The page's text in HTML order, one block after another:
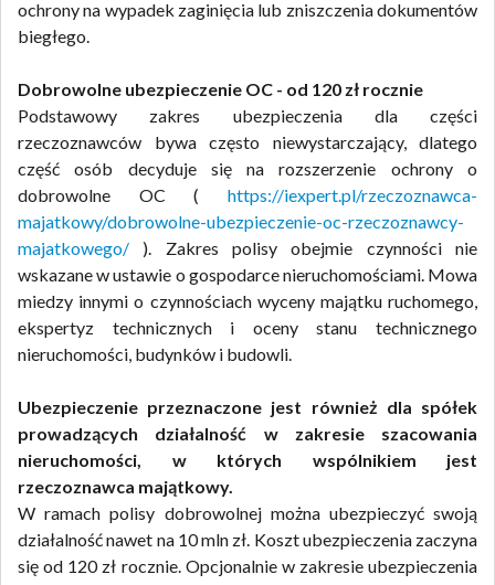
ochrony na wypadek zaginięcia lub zniszczenia dokumentów
biegłego.
Dobrowolne ubezpieczenie OC - od 120 zł rocznie
Podstawowy zakres ubezpieczenia dla części
rzeczoznawców bywa często niewystarczający, dlatego
część osób decyduje się na rozszerzenie ochrony o
dobrowolne OC ( https://iexpert.pl/rzeczoznawca-
majatkowy/dobrowolne-ubezpieczenie-oc-rzeczoznawcy-
majatkowego/ ). Zakres polisy obejmie czynności nie
wskazane w ustawie o gospodarce nieruchomościami. Mowa
miedzy innymi o czynnościach wyceny majątku ruchomego,
ekspertyz technicznych i oceny stanu technicznego
nieruchomości, budynków i budowli.
Ubezpieczenie przeznaczone jest również dla spółek
prowadzących działalność w zakresie szacowania
nieruchomości, w których wspólnikiem jest
rzeczoznawca majątkowy.
W ramach polisy dobrowolnej można ubezpieczyć swoją
działalność nawet na 10 mln zł. Koszt ubezpieczenia zaczyna
się od 120 zł rocznie. Opcjonalnie w zakresie ubezpieczenia